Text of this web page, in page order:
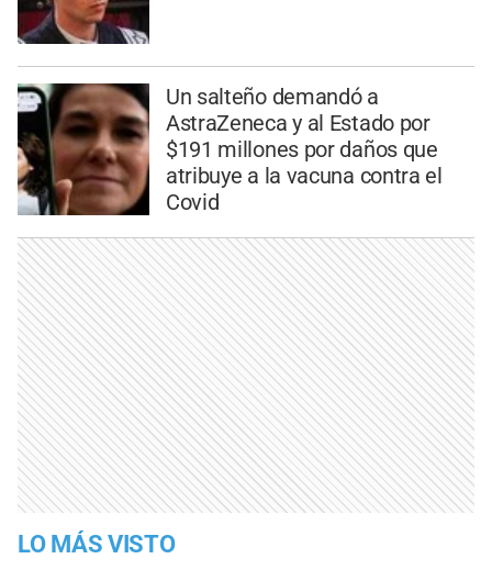
Un salteño demandó a
AstraZeneca y al Estado por
$191 millones por daños que
atribuye a la vacuna contra el
Covid
LO MÁS VISTO